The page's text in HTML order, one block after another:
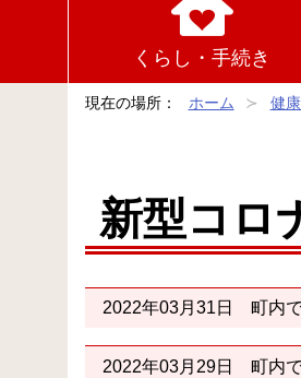
くらし・手続き
現在の場所： ホーム 健
新型コロ
2022年03月31日 町内
2022年03月29日 町内